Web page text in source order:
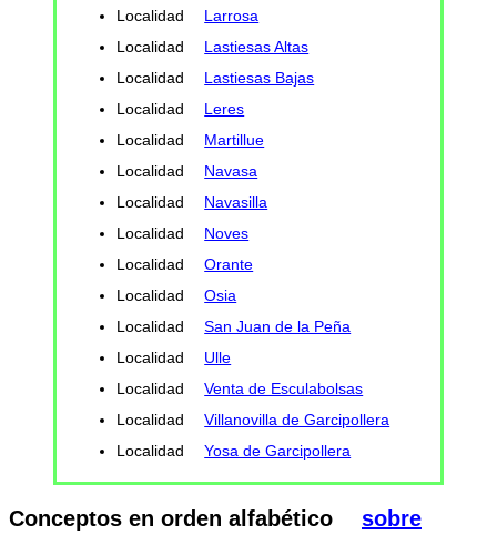
Localidad
Larrosa
Localidad
Lastiesas Altas
Localidad
Lastiesas Bajas
Localidad
Leres
Localidad
Martillue
Localidad
Navasa
Localidad
Navasilla
Localidad
Noves
Localidad
Orante
Localidad
Osia
Localidad
San Juan de la Peña
Localidad
Ulle
Localidad
Venta de Esculabolsas
Localidad
Villanovilla de Garcipollera
Localidad
Yosa de Garcipollera
Conceptos en orden alfabético
sobre